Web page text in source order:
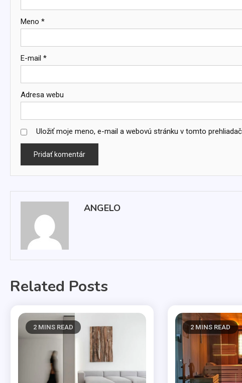
Meno *
E-mail *
Adresa webu
Uložiť moje meno, e-mail a webovú stránku v tomto
ANGELO
Related Posts
2 MINS READ 2 MINS READ